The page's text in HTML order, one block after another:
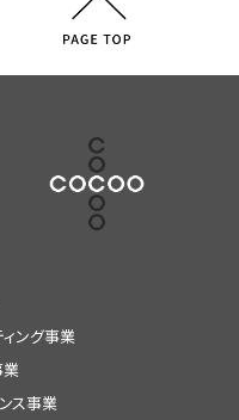
ング事業
業
ス事業